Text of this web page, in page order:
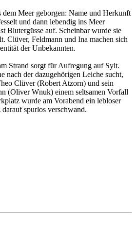
dem Meer geborgen: Name und Herkunft
und dann lebendig ins Meer
Blutergüsse auf. Scheinbar wurde sie
Clüver, Feldmann und Ina machen sich
der Unbekannten.
Strand sorgt für Aufregung auf Sylt.
nach der dazugehörigen Leiche sucht,
Clüver (Robert Atzorn) und sein
(Oliver Wnuk) einem seltsamen Vorfall
wurde am Vorabend ein lebloser
spurlos verschwand.